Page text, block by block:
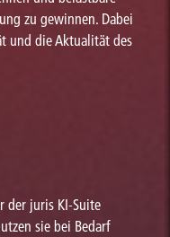
zu gewinnen. Dabei
und die Aktualität des
der juris KI-Suite
sie bei Bedarf